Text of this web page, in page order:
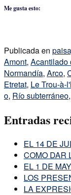
Me gusta esto:
Publicada en
Amont, Acantilado
Normandía, Arco,
Etretat, Le Trou-à-
o, Río subterráneo,
Entradas
EL 14 DE
COMO DAR
EL 1 DE
LOS
LA